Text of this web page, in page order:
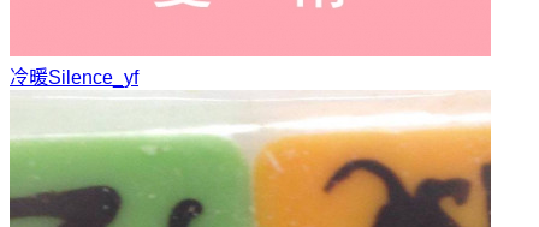
冷暖Silence_yf